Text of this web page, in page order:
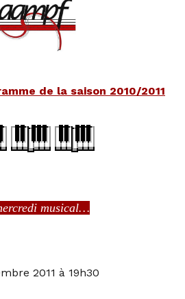
de la saison 2010/2011
musical…
2011 à 19h30